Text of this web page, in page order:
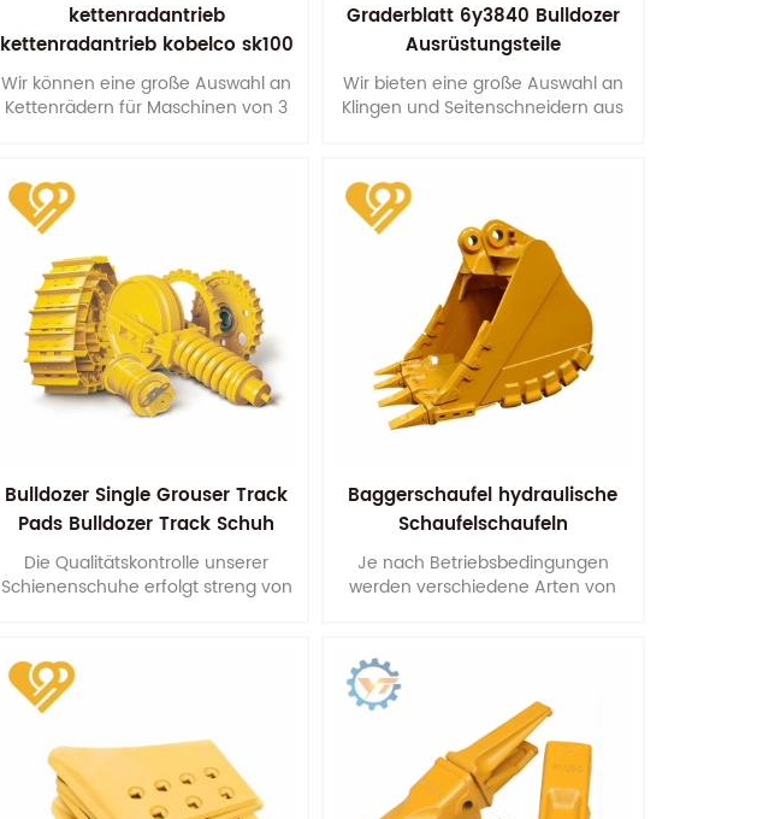
kettenradantrieb
kettenradantrieb kobelco sk100
sk200 fahrradersatzteile
Wir können eine große Auswahl an
Kettenrädern für Maschinen von 3
Graderblatt 6y3840 Bulldozer
Ausrüstungsteile
Ersatzverschleißteile
Wir bieten eine große Auswahl an
Klingen und Seitenschneidern aus
Bulldozer Single Grouser Track
Pads Bulldozer Track Schuh
Die Qualitätskontrolle unserer
Schienenschuhe erfolgt streng von
Bearbeitungsvorgänge bis zur
endgültigen Verpackung.
Baggerschaufel hydraulische
Schaufelschaufeln
Je nach Betriebsbedingungen
werden verschiedene Arten von
und Spannungsmerkmalen usw.